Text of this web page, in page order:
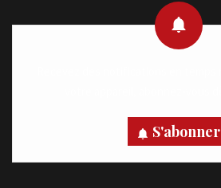
S'abonner